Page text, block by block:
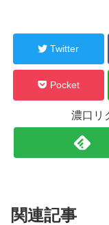
Twitter
Pocket
濃口リ
関連記事